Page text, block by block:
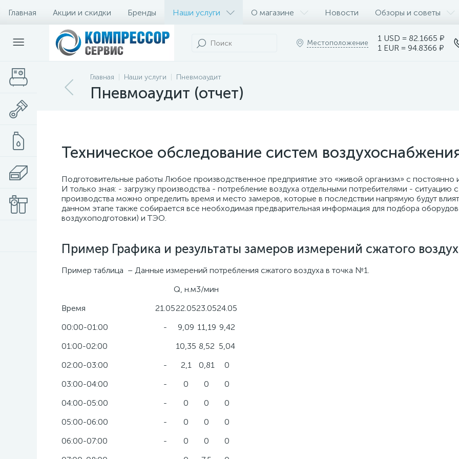
Главная Акции и скидки Бренды Наши услуги О магазине Новости Обзоры и советы
Местоположение
1 USD = 82.1665 ₽
1 EUR = 94.8366 ₽
Главная Наши услуги Пневмоаудит
Пневмоаудит (отчет)
Техническое обследование систем
Подготовительные работы Любое производственное предприятие это «живой организм» с
И только зная: - загрузку производства - потребление воздуха отдельными потребителями -
производства можно определить время и место замеров, которые в последствии напрямую будут
данном этапе также собирается все необходимая предварительная информация для подбора
воздухоподготовки) и ТЭО.
Пример Графика и результаты замеров измерений сжатого
Пример таблица – Данные измерений потребления сжатого воздуха в точка №1.
Q, н.м3/мин
Время
21.0522.0523.0524.05
00:00-01:00
- 9,09 11,19 9,42
01:00-02:00
10,35 8,52 5,04
02:00-03:00
- 2,1 0,81
0
03:00-04:00
- 0 0
0
04:00-05:00
- 0 0
0
05:00-06:00
- 0 0
0
06:00-07:00
- 0 0
0